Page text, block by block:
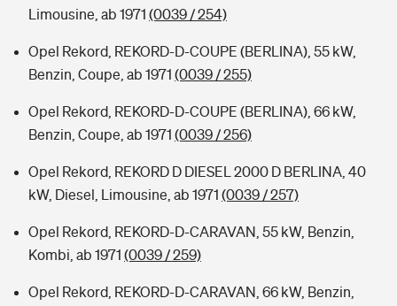
Limousine, ab 1971 (0039 / 254)
Opel Rekord, REKORD-D-COUPE (BERLINA), 55 kW,
Benzin, Coupe, ab 1971 (0039 / 255)
Opel Rekord, REKORD-D-COUPE (BERLINA), 66 kW,
Benzin, Coupe, ab 1971 (0039 / 256)
Opel Rekord, REKORD D DIESEL 2000 D BERLINA, 40
kW, Diesel, Limousine, ab 1971 (0039 / 257)
Opel Rekord, REKORD-D-CARAVAN, 55 kW, Benzin,
Kombi, ab 1971 (0039 / 259)
Opel Rekord, REKORD-D-CARAVAN, 66 kW, Benzin,